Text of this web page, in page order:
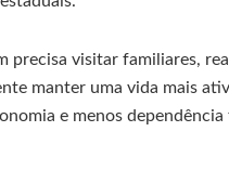
precisa visitar familiares,
manter uma vida mais
e menos dependência